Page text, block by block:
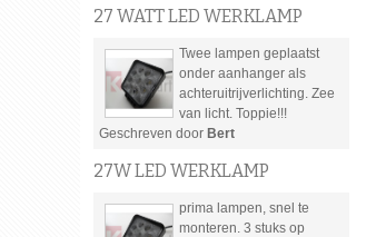
27 WATT LED WERKLAMP
Twee lampen geplaatst
onder aanhanger als
achteruitrijverlichting. Zee
van licht. Toppie!!!
Geschreven door Bert
27W LED WERKLAMP
prima lampen, snel te
monteren. 3 stuks op